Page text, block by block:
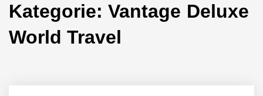
Kategorie:Vantage Deluxe
World Travel